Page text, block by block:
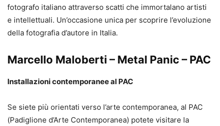
fotografo italiano attraverso scatti che immortalano artisti
e intellettuali. Un’occasione unica per scoprire l’evoluzione
della fotografia d’autore in Italia.
Marcello Maloberti – Metal Panic – PAC
Installazioni contemporanee al PAC
Se siete più orientati verso l’arte contemporanea, al PAC
(Padiglione d’Arte Contemporanea) potete visitare la